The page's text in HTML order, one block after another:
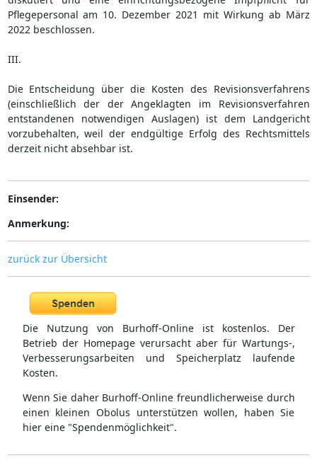
Pflegepersonal am 10. Dezember 2021 mit Wirkung ab März
2022 beschlossen.
III.
Die Entscheidung über die Kosten des Revisionsverfahrens
(einschließlich der der Angeklagten im Revisionsverfahren
entstandenen notwendigen Auslagen) ist dem Landgericht
vorzubehalten, weil der endgültige Erfolg des Rechtsmittels
derzeit nicht absehbar ist.
Einsender:
Anmerkung:
zurück zur Übersicht
Die Nutzung von Burhoff-Online ist kostenlos. Der
Betrieb der Homepage verursacht aber für Wartungs-,
Verbesserungsarbeiten und Speicherplatz laufende
Kosten.
Wenn Sie daher Burhoff-Online freundlicherweise durch
einen kleinen Obolus unterstützen wollen, haben Sie
hier eine "Spendenmöglichkeit".